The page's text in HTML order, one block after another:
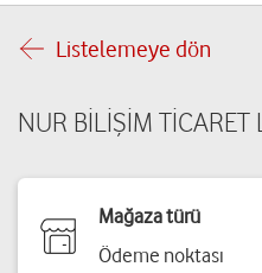
Listelemeye dön
NUR BİLİŞİM TİCARET
Mağaza türü
Ödeme noktası